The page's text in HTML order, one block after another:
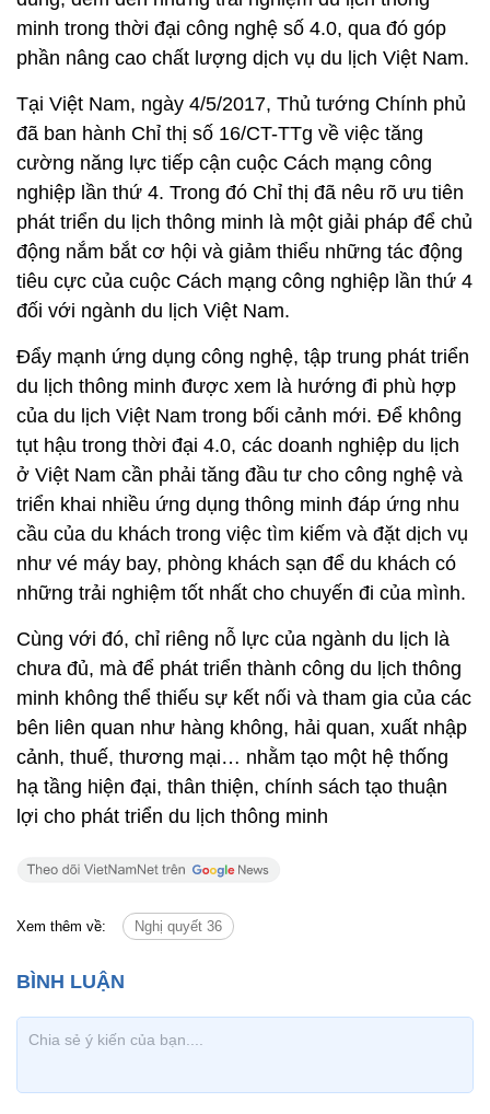
minh trong thời đại công nghệ số 4.0, qua đó góp
phần nâng cao chất lượng dịch vụ du lịch Việt Nam.
Tại Việt Nam, ngày 4/5/2017, Thủ tướng Chính phủ
đã ban hành Chỉ thị số 16/CT-TTg về việc tăng
cường năng lực tiếp cận cuộc Cách mạng công
nghiệp lần thứ 4. Trong đó Chỉ thị đã nêu rõ ưu tiên
phát triển du lịch thông minh là một giải pháp để chủ
động nắm bắt cơ hội và giảm thiểu những tác động
tiêu cực của cuộc Cách mạng công nghiệp lần thứ 4
đối với ngành du lịch Việt Nam.
Đẩy mạnh ứng dụng công nghệ, tập trung phát triển
du lịch thông minh được xem là hướng đi phù hợp
của du lịch Việt Nam trong bối cảnh mới. Để không
tụt hậu trong thời đại 4.0, các doanh nghiệp du lịch
ở Việt Nam cần phải tăng đầu tư cho công nghệ và
triển khai nhiều ứng dụng thông minh đáp ứng nhu
cầu của du khách trong việc tìm kiếm và đặt dịch vụ
như vé máy bay, phòng khách sạn để du khách có
những trải nghiệm tốt nhất cho chuyến đi của mình.
Cùng với đó, chỉ riêng nỗ lực của ngành du lịch là
chưa đủ, mà để phát triển thành công du lịch thông
minh không thể thiếu sự kết nối và tham gia của các
bên liên quan như hàng không, hải quan, xuất nhập
cảnh, thuế, thương mại… nhằm tạo một hệ thống
hạ tầng hiện đại, thân thiện, chính sách tạo thuận
lợi cho phát triển du lịch thông minh
Xem thêm về: Nghị quyết 36